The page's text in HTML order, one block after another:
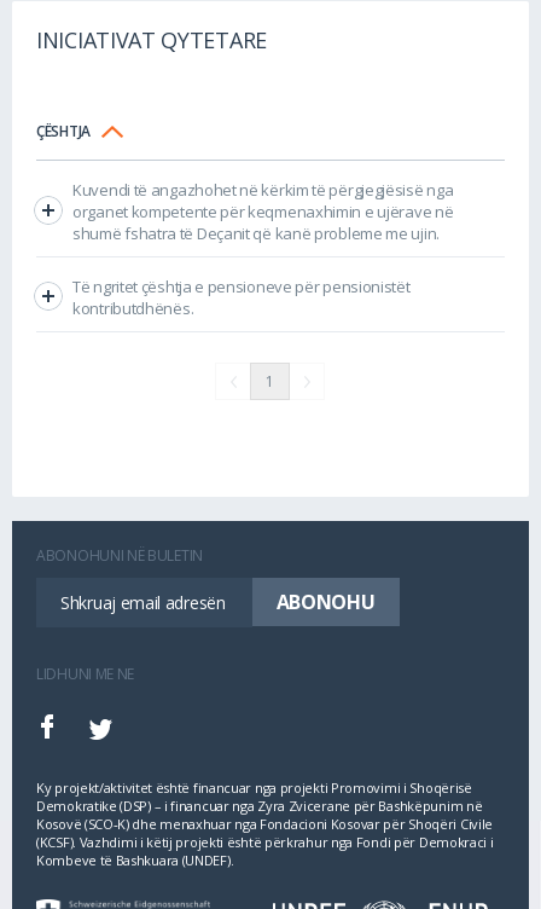
INICIATIVAT QYTETARE
ÇËSHTJA
Kuvendi të angazhohet në kërkim të përgjegjësisë nga
organet kompetente për keqmenaxhimin e ujërave në
shumë fshatra të Deçanit që kanë probleme me ujin.
Të ngritet çështja e pensioneve për pensionistët
kontributdhënës.
1
ABONOHUNI NË BULETIN
LIDHUNI ME NE
Ky projekt/aktivitet është financuar nga projekti Promovimi i Shoqërisë
Demokratike (DSP) – i financuar nga Zyra Zvicerane për Bashkëpunim në
Kosovë (SCO‐K) dhe menaxhuar nga Fondacioni Kosovar për Shoqëri Civile
(KCSF). Vazhdimi i këtij projekti është përkrahur nga Fondi për Demokraci i
Kombeve të Bashkuara (UNDEF).